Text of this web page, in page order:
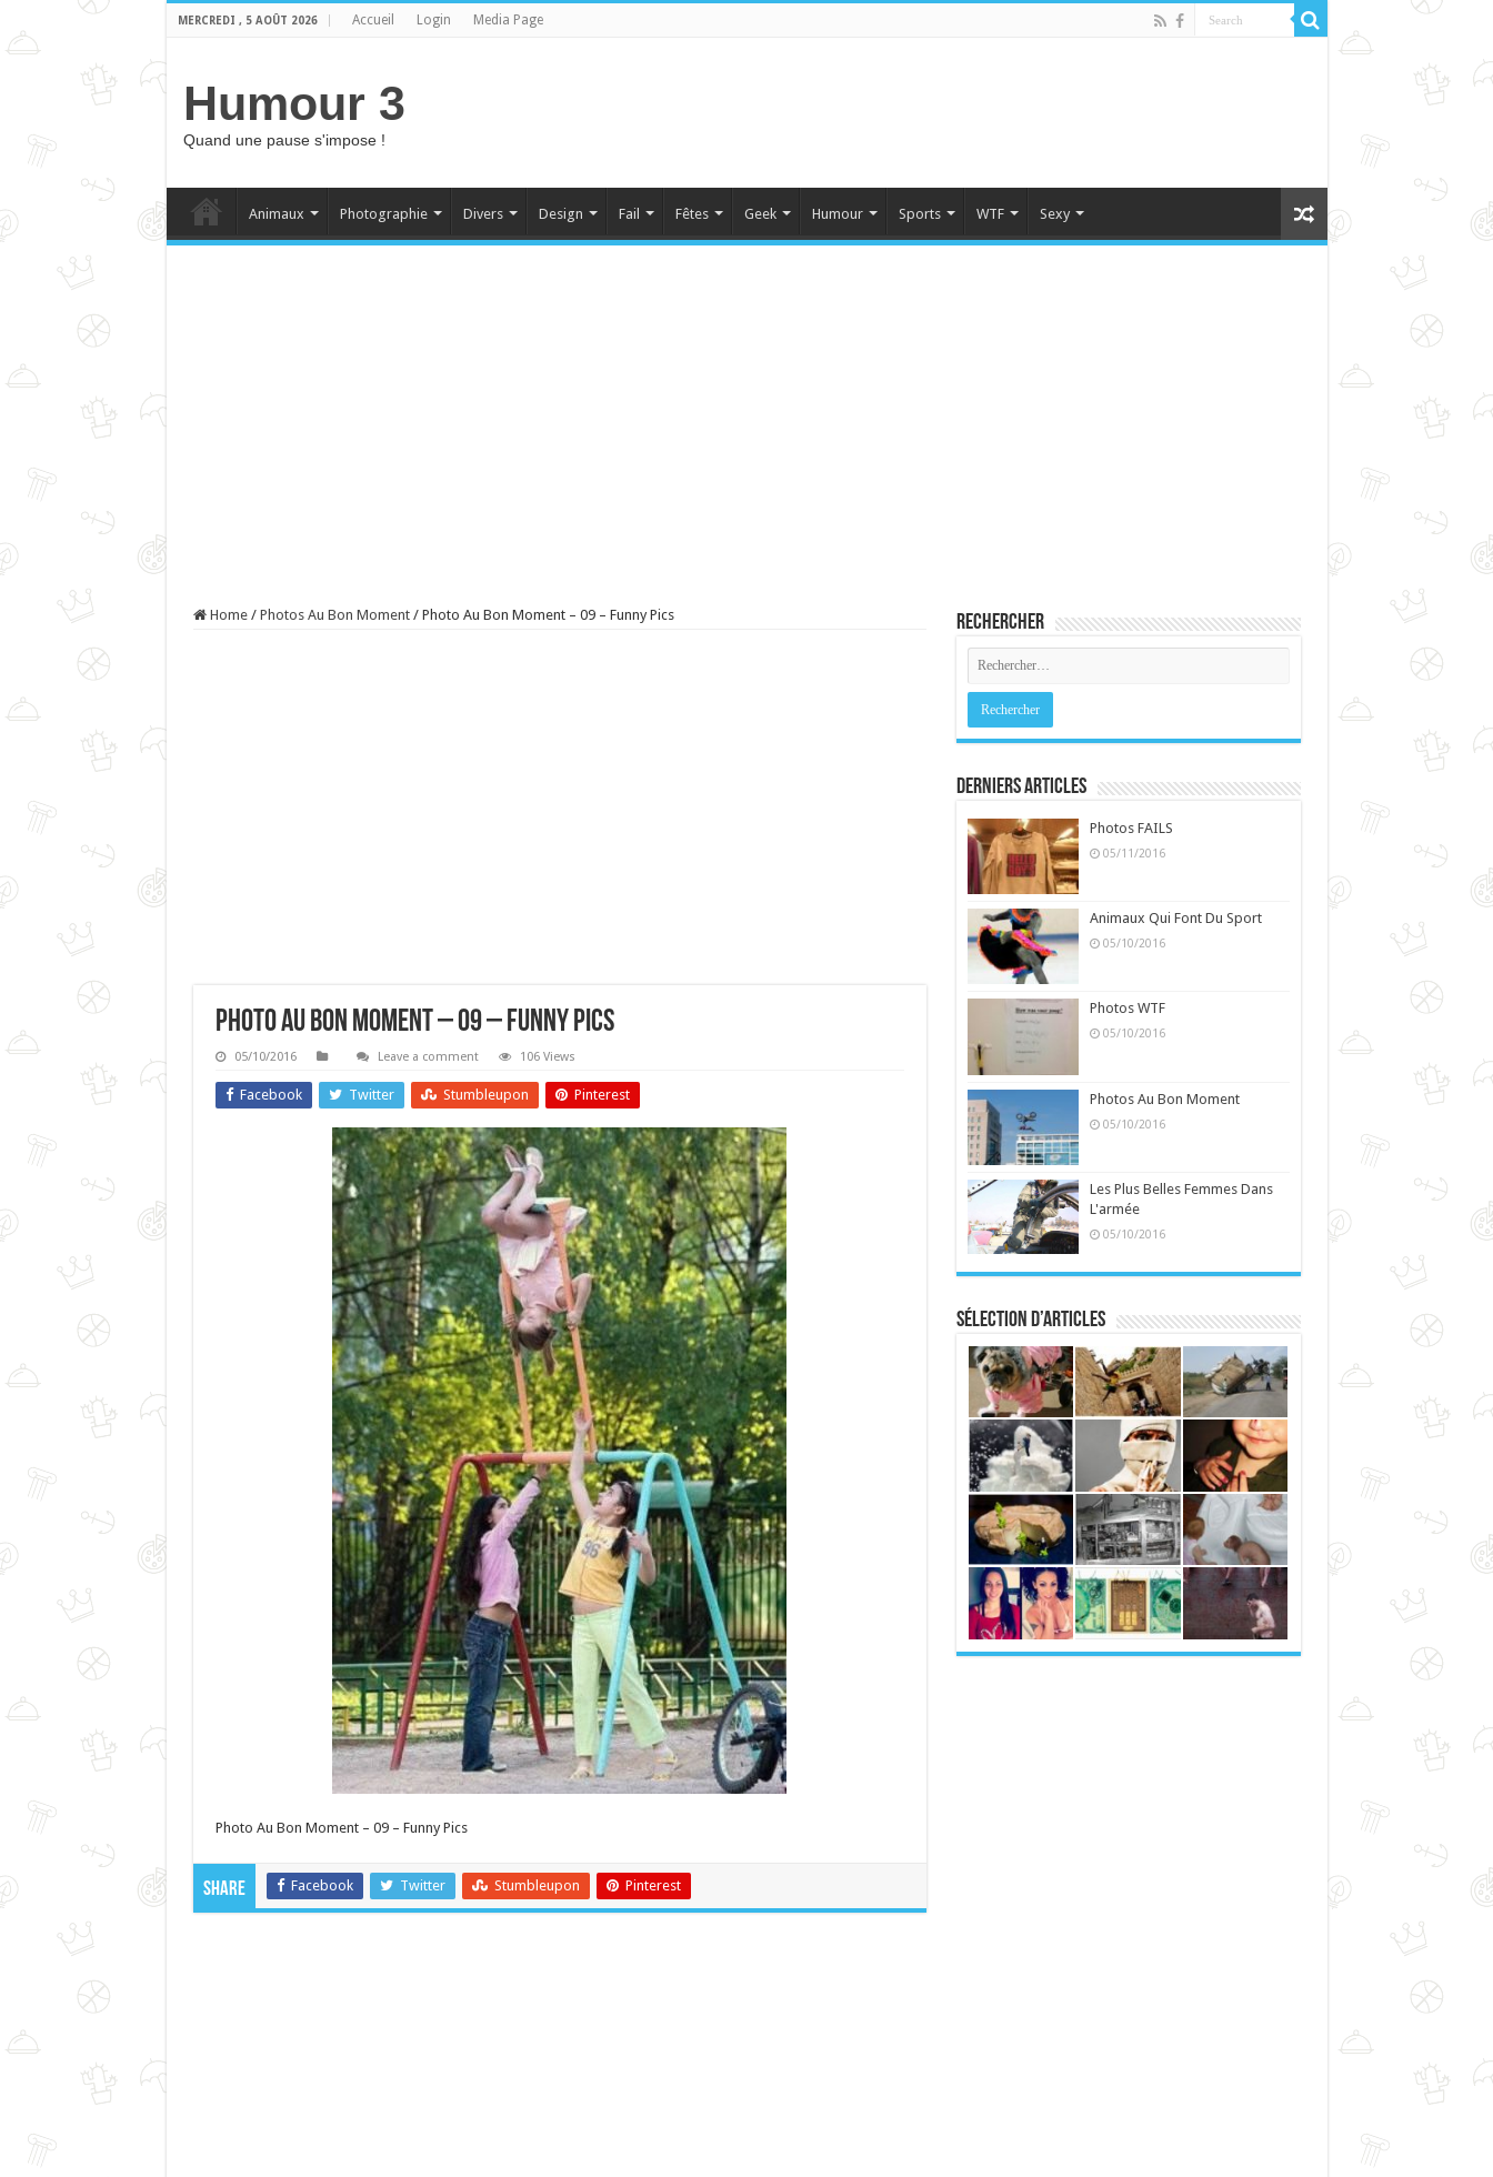
MERCREDI , 5 AOÛT 2026 Accueil Login Media Page
Humour 3
Quand une pause s'impose !
Animaux Photographie Divers Design Fail Fêtes Geek Humour Sports WTF Sexy
Home / Photos Au Bon Moment / Photo Au Bon Moment – 09 – Funny Pics
Photo Au Bon Moment – 09 – Funny Pics
05/10/2016 Leave a comment 106 Views
Facebook Twitter Stumbleupon Pinterest
Photo Au Bon Moment – 09 – Funny Pics
Share Facebook Twitter Stumbleupon Pinterest
Rechercher
Derniers Articles
Photos FAILS
05/11/2016
Animaux Qui Font Du Sport
05/10/2016
Photos WTF
05/10/2016
Photos Au Bon Moment
05/10/2016
Les Plus Belles Femmes Dans
L'armée
05/10/2016
Sélection d’articles